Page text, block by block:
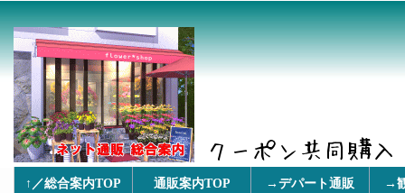
↑／総合案内TOP 通販案内TOP →デパート通販 →